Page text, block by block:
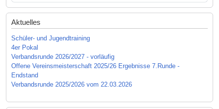
Aktuelles
Schüler- und Jugendtraining
4er Pokal
Verbandsrunde 2026/2027 - vorläufig
Offene Vereinsmeisterschaft 2025/26 Ergebnisse 7.Runde -
Endstand
Verbandsrunde 2025/2026 vom 22.03.2026